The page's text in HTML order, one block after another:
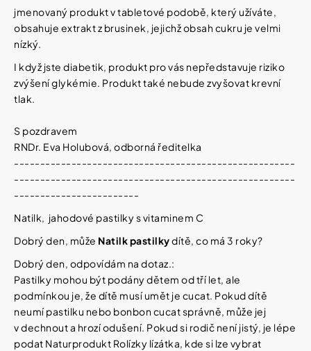
Pro
koho
Vybírejte
podle
potřeby
Dárkové
poukazy
Značky
(CZK)
Přihlášení
jmenovaný produkt v tabletové podobě, který užíváte,
obsahuje extrakt z brusinek, jejichž obsah cukru je velmi
nízký.
I když jste diabetik, produkt pro vás nepředstavuje riziko
zvýšení glykémie. Produkt také nebude zvyšovat krevní
tlak.
S pozdravem
RNDr. Eva Holubová, odborná ředitelka
------------------------------------------------------
------------------------------------------------------
------------------------
Natilk, jahodové pastilky s vitaminem C
Dobrý den, může Natilk pastilkydítě, co má 3 roky?
Dobrý den, odpovídám na dotaz.:
Pastilky mohou být podány dětem od tří let, ale
podmínkou je, že dítě musí umět je cucat. Pokud dítě
neumí pastilku nebo bonbon cucat správně, může jej
v dechnout a hrozí odušení. Pokud si rodič není jistý, je lépe
podat Naturprodukt Rolízky lízátka, kde si lze vybrat
j
e
m
e
NATURPRODUKT
IZOFET
ŠUMIVÉ
TABLETY
2+1
ZDARMA
188
Kč